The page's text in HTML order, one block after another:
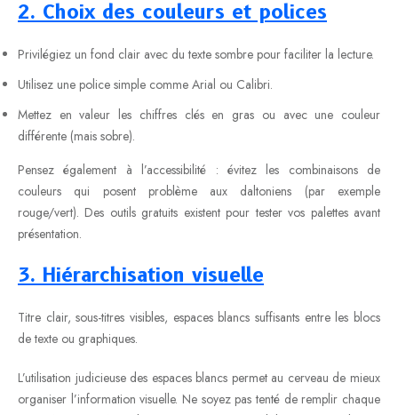
2. Choix des couleurs et polices
Privilégiez un fond clair avec du texte sombre pour faciliter la lecture.
Utilisez une police simple comme Arial ou Calibri.
Mettez en valeur les chiffres clés en gras ou avec une couleur
différente (mais sobre).
Pensez également à l’accessibilité : évitez les combinaisons de
couleurs qui posent problème aux daltoniens (par exemple
rouge/vert). Des outils gratuits existent pour tester vos palettes avant
présentation.
3. Hiérarchisation visuelle
Titre clair, sous-titres visibles, espaces blancs suffisants entre les blocs
de texte ou graphiques.
L’utilisation judicieuse des espaces blancs permet au cerveau de mieux
organiser l’information visuelle. Ne soyez pas tenté de remplir chaque